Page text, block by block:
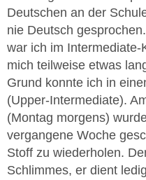
Deutschen an der
nie Deutsch
war ich im
mich teilweise etwas
Grund konnte ich in
(Upper-Intermediate).
(Montag morgens)
vergangene Woche
Stoff zu wiederholen.
Schlimmes, er dient